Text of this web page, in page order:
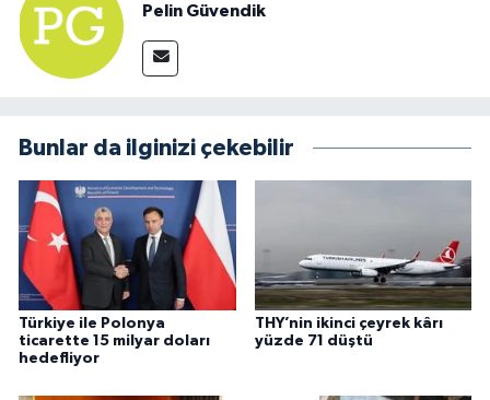
Pelin Güvendik
Bunlar da ilginizi çekebilir
Türkiye ile Polonya
ticarette 15 milyar doları
hedefliyor
THY’nin ikinci çeyrek kârı
yüzde 71 düştü